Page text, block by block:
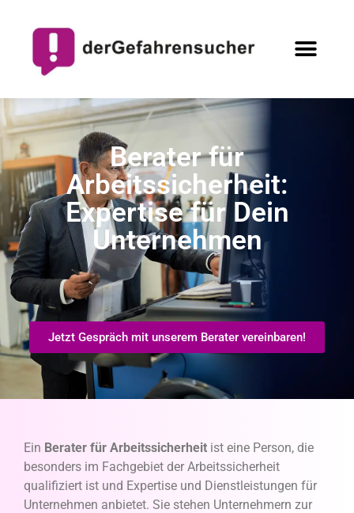
Berater für
Arbeitssicherheit:
Expertise für Dein
Unternehmen
Jetzt Gespräch mit unserem Berater vereinbaren!
Ein Berater für Arbeitssicherheit ist eine Person, die
besonders im Fachgebiet der Arbeitssicherheit
qualifiziert ist und Expertise und Dienstleistungen für
Unternehmen anbietet. Sie stehen Unternehmern zur